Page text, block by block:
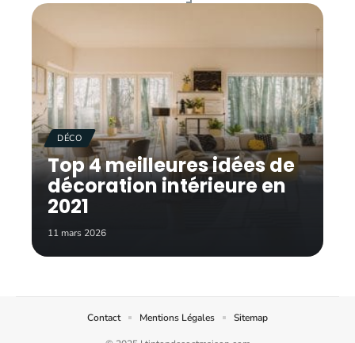
DÉCO
Top 4 meilleures idées de
décoration intérieure en
2021
11 mars 2026
Contact Mentions Légales Sitemap